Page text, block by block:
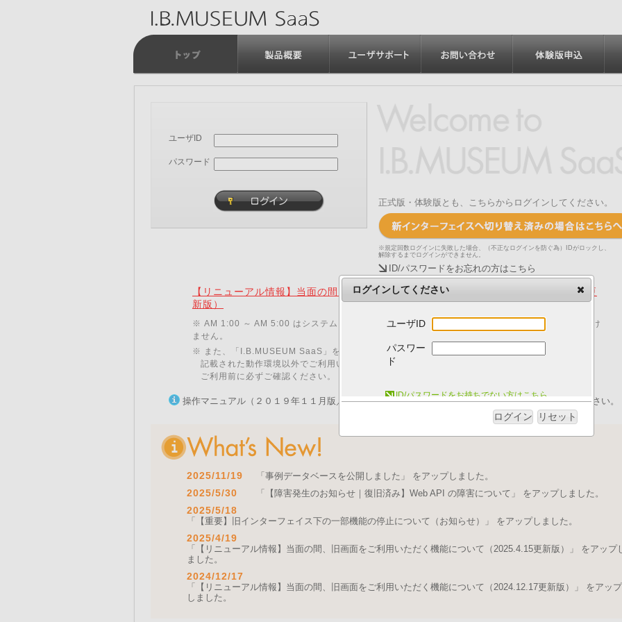
ユーザID
パスワード
正式版・体験版とも、こちらからログインしてください。
※規定回数ログインに失敗した場合、（不正なログインを防ぐ為）IDがロックし、
解除するまでログインができません。
ID/パスワードをお忘れの方はこちら
【リニューアル情報】当面の間、旧画面をご利用いただく機能について（2025.4.15更
新版）
※ AM 1:00 ～ AM 5:00 はシステムメンテナンスのため、「I.B.MUSEUM SaaS」をご利用いただけ
ません。
※ また、「I.B.MUSEUM SaaS」をご利用いただくためには、以下の動作環境が必要です。
記載された動作環境以外でご利用いただいた場合、動作に不具合が発生する可能性がございます。
ご利用前に必ずご確認ください。
操作マニュアル（２０１９年１１月版／pdfファイル）を発行いたしました。ログイン後にご取得ください。
2025/11/19 「事例データベースを公開しました」 をアップしました。
2025/5/30 「【障害発生のお知らせ｜復旧済み】Web API の障害について」 をアップしました。
2025/5/18
「【重要】旧インターフェイス下の一部機能の停止について（お知らせ）」 をアップしました。
2025/4/19
「【リニューアル情報】当面の間、旧画面をご利用いただく機能について（2025.4.15更新版）」 をアップ
ました。
2024/12/17
「【リニューアル情報】当面の間、旧画面をご利用いただく機能について（2024.12.17更新版）」 をアップ
しました。
ログインしてください
ユーザID
パスワー
ド
ID/パスワードをお持ちでない方はこちら
ログイン リセット